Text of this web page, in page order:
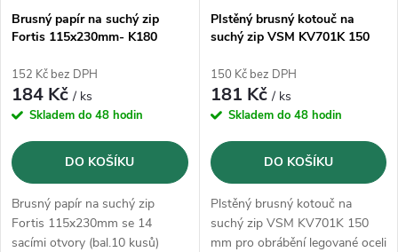
Brusný papír na suchý zip
Fortis 115x230mm- K180
152 Kč bez DPH
184 Kč/ ks
Skladem do 48 hodin
DO KOŠÍKU
Brusný papír na suchý zip
Fortis 115x230mm se 14
sacími otvory (bal.10 kusů)
Plstěný brusný kotouč na
suchý zip VSM KV701K 150
150 Kč bez DPH
181 Kč/ ks
Skladem do 48 hodin
DO KOŠÍKU
Plstěný brusný kotouč na
suchý zip VSM KV701K 150
mm pro obrábění legované oceli